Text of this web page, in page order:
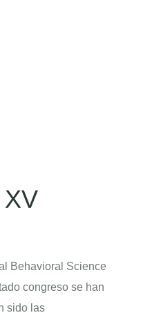
Behavioral Science
congreso se han
sido las